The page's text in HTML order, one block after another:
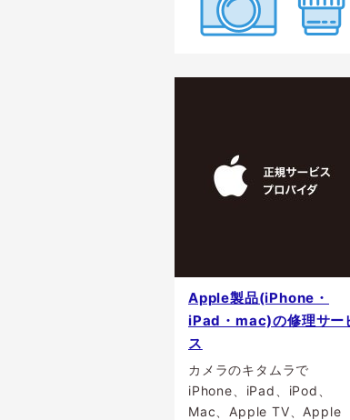
Apple製品(iPhone・
iPad・mac)の修理サー
ス
カメラのキタムラで
iPhone、iPad、iPod、
Mac、Apple TV、Apple